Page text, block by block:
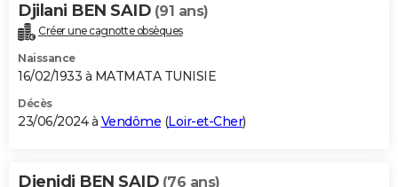
Djilani BEN SAID (91 ans)
Créer une cagnotte obsèques
Naissance
16/02/1933 à MATMATA TUNISIE
Décès
23/06/2024 à Vendôme (Loir-et-Cher)
Djenidi BEN SAID (76 ans)